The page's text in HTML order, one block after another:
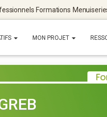
Formations
MON PROJET